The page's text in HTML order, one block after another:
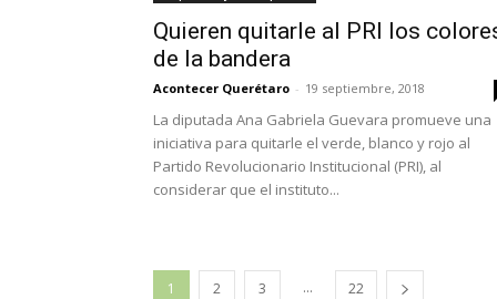
Quieren quitarle al PRI los
de la bandera
Acontecer Querétaro - 19 septiembre, 2018
La diputada Ana Gabriela Guevara promueve una
iniciativa para quitarle el verde, blanco y rojo al
Partido Revolucionario Institucional (PRI), al
considerar que el instituto...
1 2 3 ... 22